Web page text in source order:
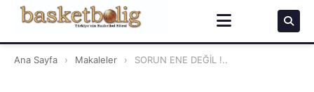
Ana Sayfa › Makaleler › SORUN ENE DEĞİL !..